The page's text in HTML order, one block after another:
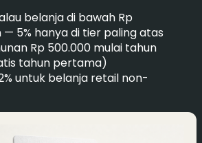
belanja di bawah Rp
5% hanya di tier paling atas
Rp 500.000 mulai tahun
tahun pertama)
untuk belanja retail non-